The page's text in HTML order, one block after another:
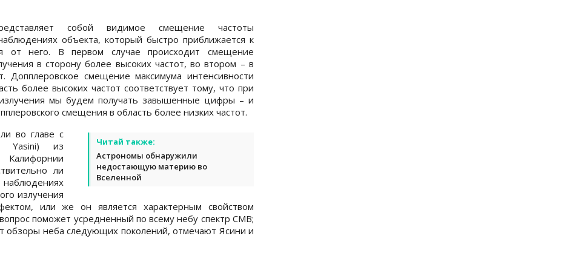
собой видимое смещение частоты
объекта, который быстро приближается к
от него. В первом случае происходит смещение
в сторону более высоких частот, во втором – в
Допплеровское смещение максимума интенсивности
более высоких частот соответствует тому, что при
мы будем получать завышенные цифры – и
смещения в область более низких частот.
Читай также:
Астрономы обнаружили
недостающую материю во
Вселенной
во главе с
Yasini) из
ли
излучения
или же он является характерным свойством
поможет усредненный по всему небу спектр CMB;
обзоры неба следующих поколений, отмечают Ясини и